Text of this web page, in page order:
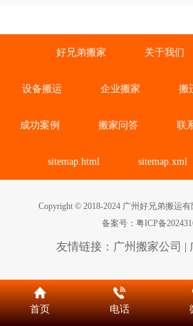
好兄弟搬家 关于我们
设备搬运 企业搬家 搬
成功案例 搬家问答 联
sitemap.html sitemap.xml
Copyright © 2018-2024 广州好兄弟搬运有
备案号： 粤ICP备
友情链接： 广州搬家公司
首页 电话